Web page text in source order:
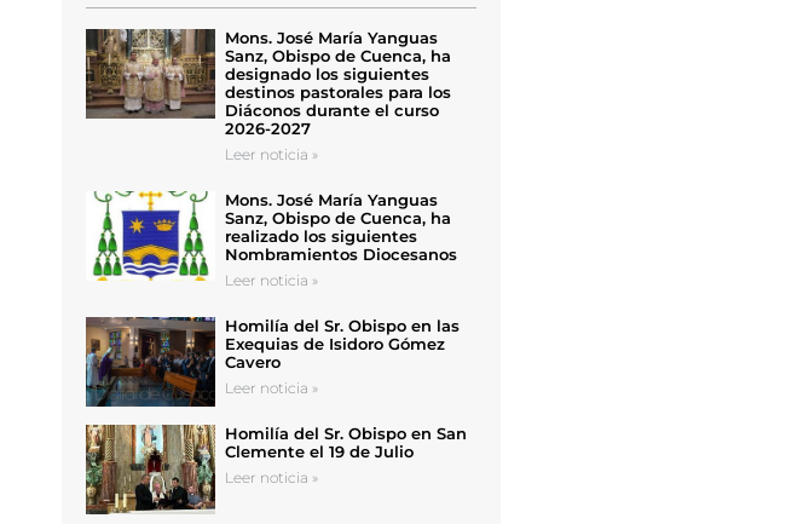
Mons. José María Yanguas
Sanz, Obispo de Cuenca, ha
designado los siguientes
destinos pastorales para los
Diáconos durante el curso
2026-2027
Leer noticia »
Mons. José María Yanguas
Sanz, Obispo de Cuenca, ha
realizado los siguientes
Nombramientos Diocesanos
Leer noticia »
Homilía del Sr. Obispo en las
Exequias de Isidoro Gómez
Cavero
Leer noticia »
Homilía del Sr. Obispo en San
Clemente el 19 de Julio
Leer noticia »